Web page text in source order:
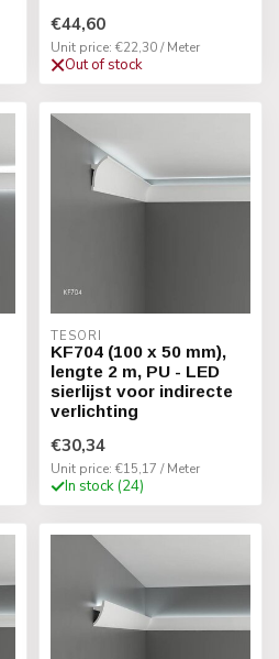
€44,60
Unit price: €22,30 / Meter
Out of stock
TESORI
KF704 (100 x 50 mm),
lengte 2 m, PU - LED
sierlijst voor indirecte
verlichting
€30,34
Unit price: €15,17 / Meter
In stock (24)